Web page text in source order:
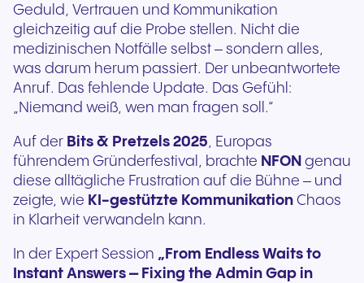
Geduld, Vertrauen und Kommunikation
gleichzeitig auf die Probe stellen. Nicht die
medizinischen Notfälle selbst – sondern alles,
was darum herum passiert. Der unbeantwortete
Anruf. Das fehlende Update. Das Gefühl:
„Niemand weiß, wen man fragen soll.“
Auf der Bits & Pretzels 2025, Europas
führendem Gründerfestival, brachte NFON genau
diese alltägliche Frustration auf die Bühne – und
zeigte, wie KI-gestützte Kommunikation Chaos
in Klarheit verwandeln kann.
In der Expert Session „From Endless Waits to
Instant Answers – Fixing the Admin Gap in